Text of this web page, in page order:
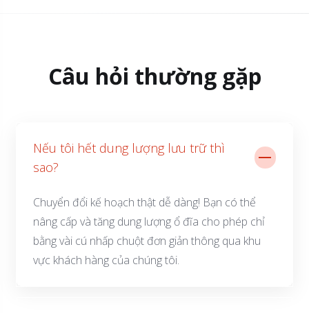
Câu hỏi thường gặp
Nếu tôi hết dung lượng lưu trữ thì
sao?
Chuyển đổi kế hoạch thật dễ dàng! Bạn có thể
nâng cấp và tăng dung lượng ổ đĩa cho phép chỉ
bằng vài cú nhấp chuột đơn giản thông qua khu
vực khách hàng của chúng tôi.